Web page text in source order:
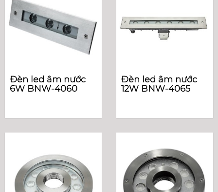
Đèn led âm nước
6W BNW-4060
Đèn led âm nước
12W BNW-4065